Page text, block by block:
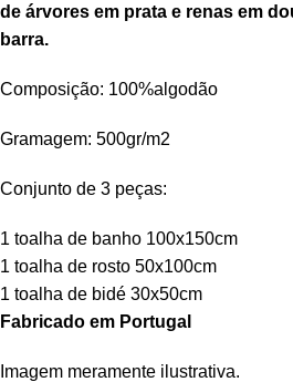
de árvores em prata e renas em
barra.
Composição: 100%algodão
Gramagem: 500gr/m2
Conjunto de 3 peças:
1 toalha de banho 100x150cm
1 toalha de rosto 50x100cm
1 toalha de bidé 30x50cm
Fabricado em Portugal
Imagem meramente ilustrativa.